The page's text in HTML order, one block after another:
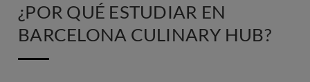
¿POR QUÉ ESTUDIAR EN
BARCELONA CULINARY HUB?